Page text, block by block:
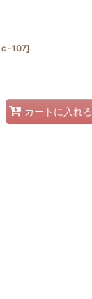
-107]
カートに入れる